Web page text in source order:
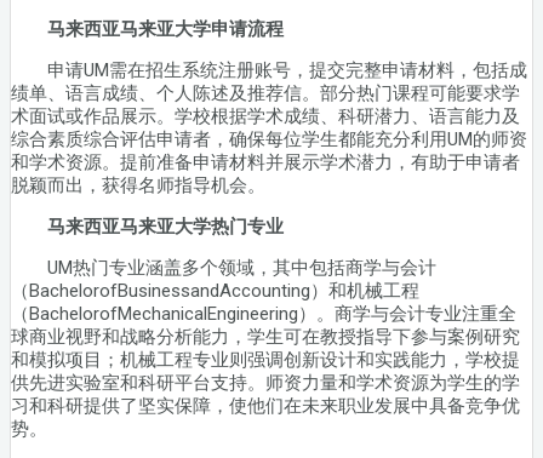
马来西亚马来亚大学申请流程
申请UM需在招生系统注册账号，提交完整申请材料，包括成
绩单、语言成绩、个人陈述及推荐信。部分热门课程可能要求学
术面试或作品展示。学校根据学术成绩、科研潜力、语言能力及
综合素质综合评估申请者，确保每位学生都能充分利用UM的师资
和学术资源。提前准备申请材料并展示学术潜力，有助于申请者
脱颖而出，获得名师指导机会。
马来西亚马来亚大学热门专业
UM热门专业涵盖多个领域，其中包括商学与会计
（BachelorofBusinessandAccounting）和机械工程
（BachelorofMechanicalEngineering）。商学与会计专业注重全
球商业视野和战略分析能力，学生可在教授指导下参与案例研究
和模拟项目；机械工程专业则强调创新设计和实践能力，学校提
供先进实验室和科研平台支持。师资力量和学术资源为学生的学
习和科研提供了坚实保障，使他们在未来职业发展中具备竞争优
势。